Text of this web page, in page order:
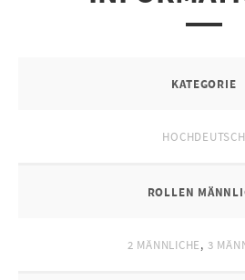
KATEGORIE
HOCHDEUTSCH
ROLLEN
2 MÄNNLICHE, 3